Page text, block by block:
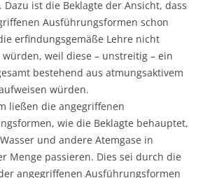
Dazu ist die Beklagte der Ansicht, dass
Ausführungsformen schon
erfindungsgemäße Lehre nicht
weil diese – unstreitig – ein
bestehend aus atmungsaktivem
würden.
ließen die angegriffenen
wie die Beklagte behauptet,
und andere Atemgase in
Menge passieren. Dies sei durch die
angegriffenen Ausführungsformen